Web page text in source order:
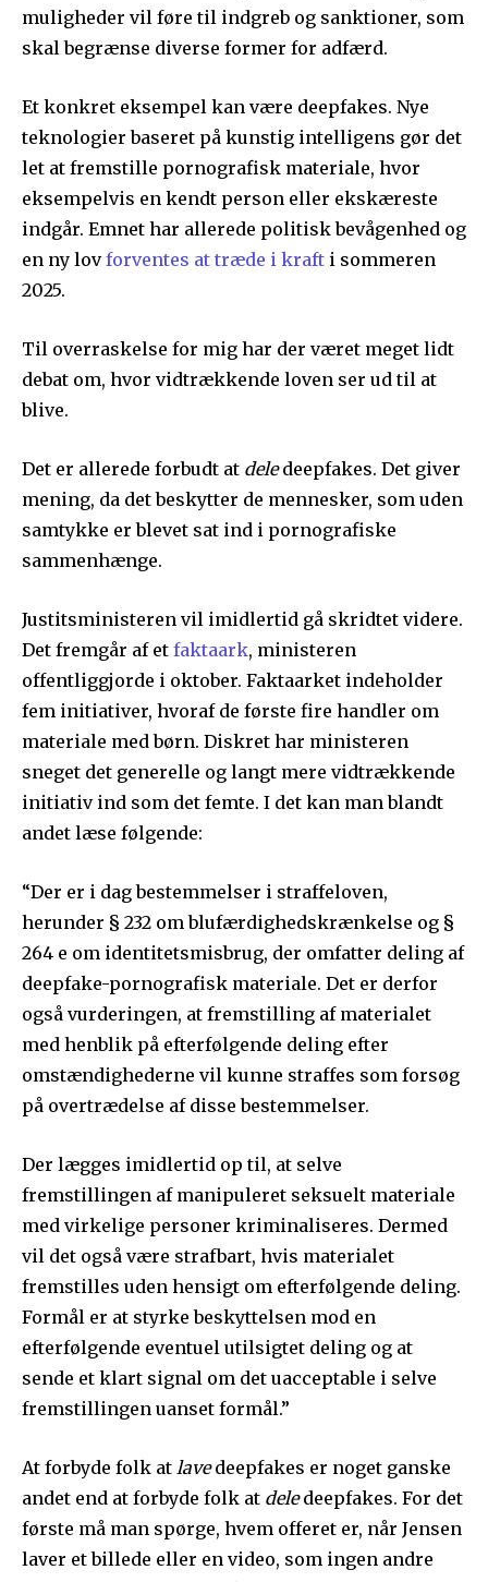
muligheder vil føre til indgreb og sanktioner, som
skal begrænse diverse former for adfærd.
Et konkret eksempel kan være deepfakes. Nye
teknologier baseret på kunstig intelligens gør det
let at fremstille pornografisk materiale, hvor
eksempelvis en kendt person eller ekskæreste
indgår. Emnet har allerede politisk bevågenhed og
en ny lovforventes at træde i kraft i sommeren
2025.
Til overraskelse for mig har der været meget lidt
debat om, hvor vidtrækkende loven ser ud til at
blive.
Det er allerede forbudt at deledeepfakes. Det giver
mening, da det beskytter de mennesker, som uden
samtykke er blevet sat ind i pornografiske
sammenhænge.
Justitsministeren vil imidlertid gå skridtet videre.
Det fremgår af et faktaark, ministeren
offentliggjorde i oktober. Faktaarket indeholder
fem initiativer, hvoraf de første fire handler om
materiale med børn. Diskret har ministeren
sneget det generelle og langt mere vidtrækkende
initiativ ind som det femte. I det kan man blandt
andet læse følgende:
“Der er i dag bestemmelser i straffeloven,
herunder § 232 om blufærdighedskrænkelse og §
264 e om identitetsmisbrug, der omfatter deling af
deepfake-pornografisk materiale. Det er derfor
også vurderingen, at fremstilling af materialet
med henblik på efterfølgende deling efter
omstændighederne vil kunne straffes som forsøg
på overtrædelse af disse bestemmelser.
Der lægges imidlertid op til, at selve
fremstillingen af manipuleret seksuelt materiale
med virkelige personer kriminaliseres. Dermed
vil det også være strafbart, hvis materialet
fremstilles uden hensigt om efterfølgende deling.
Formål er at styrke beskyttelsen mod en
efterfølgende eventuel utilsigtet deling og at
sende et klart signal om det uacceptable i selve
fremstillingen uanset formål.”
At forbyde folk at lavedeepfakes er noget ganske
andet end at forbyde folk at deledeepfakes. For det
første må man spørge, hvem offeret er, når Jensen
laver et billede eller en video, som ingen andre